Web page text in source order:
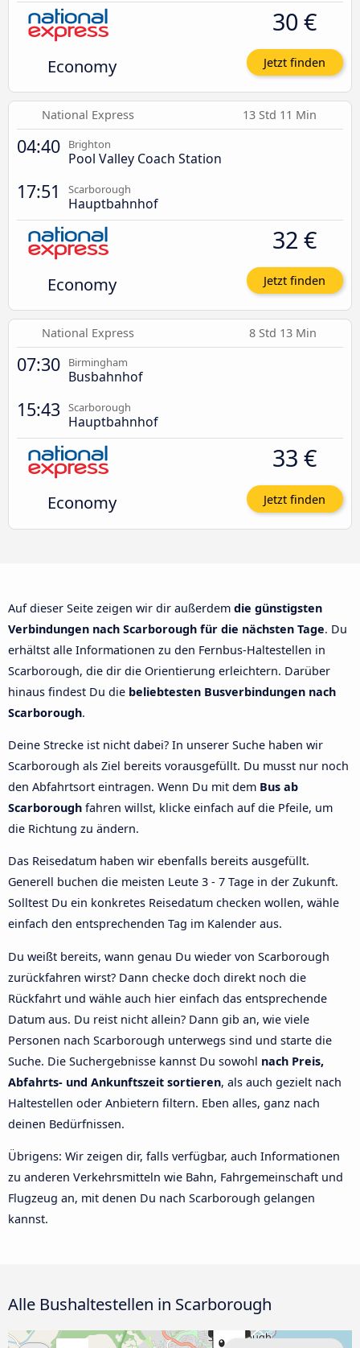
Economy
30 €
Jetzt finden
National Express 13 Std 11 Min
04:40 Brighton
Pool Valley Coach Station
17:51 Scarborough
Hauptbahnhof
Economy
32 €
Jetzt finden
National Express 8 Std 13 Min
07:30 Birmingham
Busbahnhof
15:43 Scarborough
Hauptbahnhof
Economy
33 €
Jetzt finden
Auf dieser Seite zeigen wir dir außerdem die günstigsten
Verbindungen nach Scarborough für die nächsten Tage. Du
erhältst alle Informationen zu den Fernbus-Haltestellen in
Scarborough, die dir die Orientierung erleichtern. Darüber
hinaus findest Du die beliebtesten Busverbindungen nach
Scarborough.
Deine Strecke ist nicht dabei? In unserer Suche haben wir
Scarborough als Ziel bereits vorausgefüllt. Du musst nur noch
den Abfahrtsort eintragen. Wenn Du mit dem Bus ab
Scarborough fahren willst, klicke einfach auf die Pfeile, um
die Richtung zu ändern.
Das Reisedatum haben wir ebenfalls bereits ausgefüllt.
Generell buchen die meisten Leute 3 - 7 Tage in der Zukunft.
Solltest Du ein konkretes Reisedatum checken wollen, wähle
einfach den entsprechenden Tag im Kalender aus.
Du weißt bereits, wann genau Du wieder von Scarborough
zurückfahren wirst? Dann checke doch direkt noch die
Rückfahrt und wähle auch hier einfach das entsprechende
Datum aus. Du reist nicht allein? Dann gib an, wie viele
Personen nach Scarborough unterwegs sind und starte die
Suche. Die Suchergebnisse kannst Du sowohl nach Preis,
Abfahrts- und Ankunftszeit sortieren, als auch gezielt nach
Haltestellen oder Anbietern filtern. Eben alles, ganz nach
deinen Bedürfnissen.
Übrigens: Wir zeigen dir, falls verfügbar, auch Informationen
zu anderen Verkehrsmitteln wie Bahn, Fahrgemeinschaft und
Flugzeug an, mit denen Du nach Scarborough gelangen
kannst.
Alle Bushaltestellen in Scarborough